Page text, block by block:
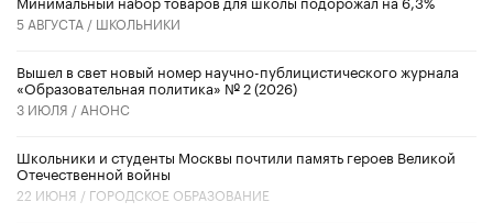
5 АВГУСТА / ШКОЛЬНИКИ
Вышел в свет новый номер научно-публицистического журнала
«Образовательная политика» № 2 (2026)
3 ИЮЛЯ / АНОНС
Школьники и студенты Москвы почтили память героев Великой
Отечественной войны
22 ИЮНЯ / ГОРОДСКОЕ ОБРАЗОВАНИЕ